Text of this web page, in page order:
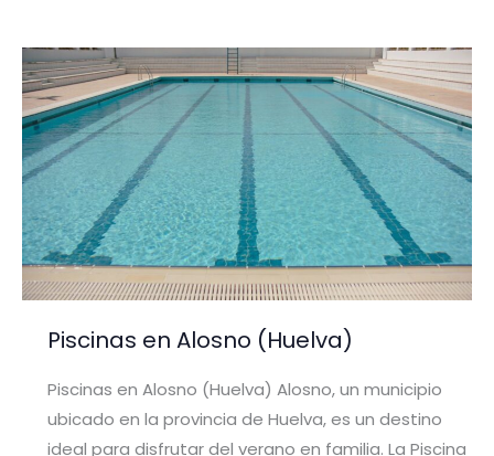
Aracena
(Huelva)
Piscinas en Alosno (Huelva)
Piscinas en Alosno (Huelva) Alosno, un municipio
ubicado en la provincia de Huelva, es un destino
ideal para disfrutar del verano en familia. La Piscina